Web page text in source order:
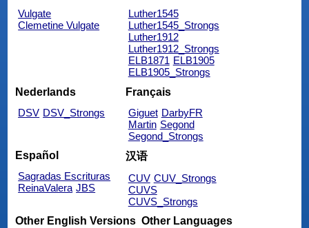
Vulgate
Clemetine Vulgate
Luther1545
Luther1545_Strongs
Luther1912
Luther1912_Strongs
ELB1871 ELB1905
ELB1905_Strongs
Nederlands
DSV DSV_Strongs
Français
Giguet DarbyFR
Martin Segond
Segond_Strongs
Español
Sagradas Escrituras
ReinaValera JBS
汉语
CUV CUV_Strongs
CUVS
CUVS_Strongs
Other English Versions Other Languages